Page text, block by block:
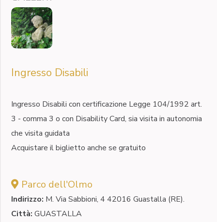
Ingresso Disabili
Ingresso Disabili con certificazione Legge 104/1992 art.
3 - comma 3 o con Disability Card, sia visita in autonomia
che visita guidata
Acquistare il biglietto anche se gratuito
Parco dell'Olmo
Indirizzo: M. Via Sabbioni, 4 42016 Guastalla (RE).
Città: GUASTALLA